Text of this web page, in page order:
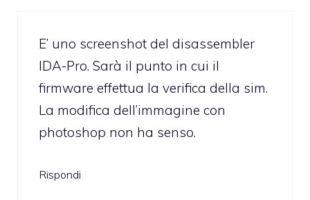
E’ uno screenshot del disassembler
IDA-Pro. Sarà il punto in cui il
firmware effettua la verifica della sim.
La modifica dell’immagine con
photoshop non ha senso.
Rispondi